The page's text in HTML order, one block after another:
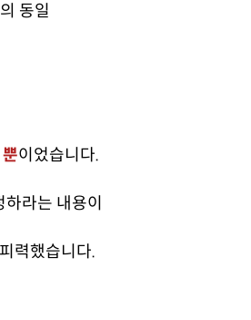
동일
이었습니다.
라는 내용이
력했습니다.